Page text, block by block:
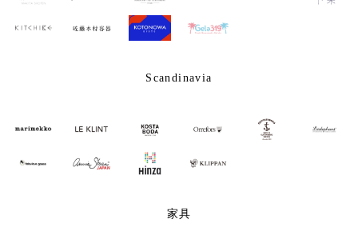
Scandinavia
家具